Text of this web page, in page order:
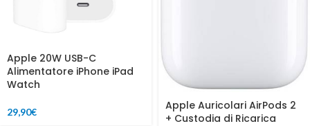
Apple 20W USB-C
Alimentatore iPhone iPad
Watch
29,90€
Apple Auricolari AirPods 2
+ Custodia di Ricarica